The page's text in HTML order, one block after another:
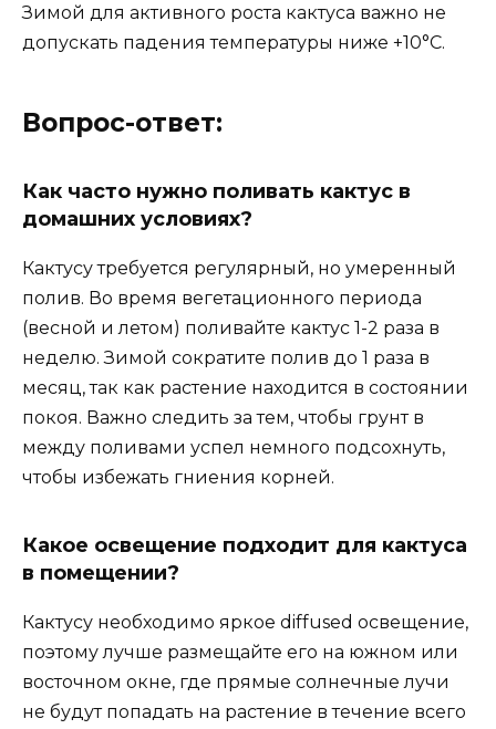
Зимой для активного роста кактуса важно не
допускать падения температуры ниже +10°C.
Вопрос-ответ:
Как часто нужно поливать кактус в
домашних условиях?
Кактусу требуется регулярный, но умеренный
полив. Во время вегетационного периода
(весной и летом) поливайте кактус 1-2 раза в
неделю. Зимой сократите полив до 1 раза в
месяц, так как растение находится в состоянии
покоя. Важно следить за тем, чтобы грунт в
между поливами успел немного подсохнуть,
чтобы избежать гниения корней.
Какое освещение подходит для кактуса
в помещении?
Кактусу необходимо яркое diffused освещение,
поэтому лучше размещайте его на южном или
восточном окне, где прямые солнечные лучи
не будут попадать на растение в течение всего